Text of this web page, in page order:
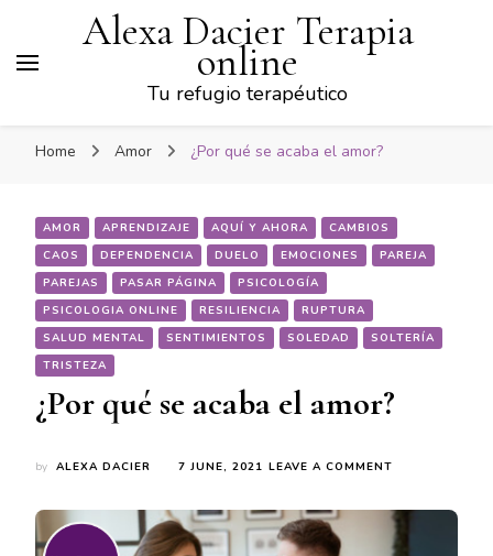
Alexa Dacier Terapia
online
Tu refugio terapéutico
Home Amor ¿Por qué se acaba el amor?
AMOR APRENDIZAJE AQUÍ Y AHORA
CAMBIOS
CAOS
DEPENDENCIA DUELO EMOCIONES
PAREJA
PAREJAS
PASAR PÁGINA
PSICOLOGÍA
PSICOLOGIA ONLINE
RESILIENCIA
RUPTURA
SALUD MENTAL
SENTIMIENTOS SOLEDAD
SOLTERÍA
TRISTEZA
¿Por qué se acaba el amor?
by ALEXA DACIER 7 JUNE, 2021 LEAVE A COMMENT
SE
ACABA